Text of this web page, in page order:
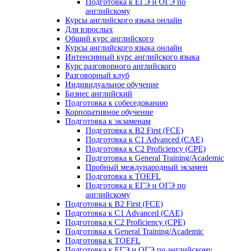
английскому
Курсы английского языка онлайн
Для взрослых
Общий курс английского
Курсы английского языка онлайн
Интенсивный курс английского языка
Курс разговорного английского
Разговорный клуб
Индивидуальное обучение
Бизнес английский
Подготовка к собеседованию
Корпоративное обучение
Подготовка к экзаменам
Подготовка к B2 First (FCE)
Подготовка к C1 Advanced (CAE)
Подготовка к C2 Proficiency (CPE)
Подготовка к General Training/Academic
Пробный международный экзамен
Подготовка к TOEFL
Подготовка к ЕГЭ и ОГЭ по
английскому
Подготовка к B2 First (FCE)
Подготовка к C1 Advanced (CAE)
Подготовка к C2 Proficiency (CPE)
Подготовка к General Training/Academic
Подготовка к TOEFL